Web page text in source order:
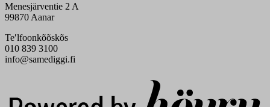
Menesjärventie 2 A
99870 Aanar
Teʹlfoonkõõskõs
010 839 3100
info@samediggi.fi